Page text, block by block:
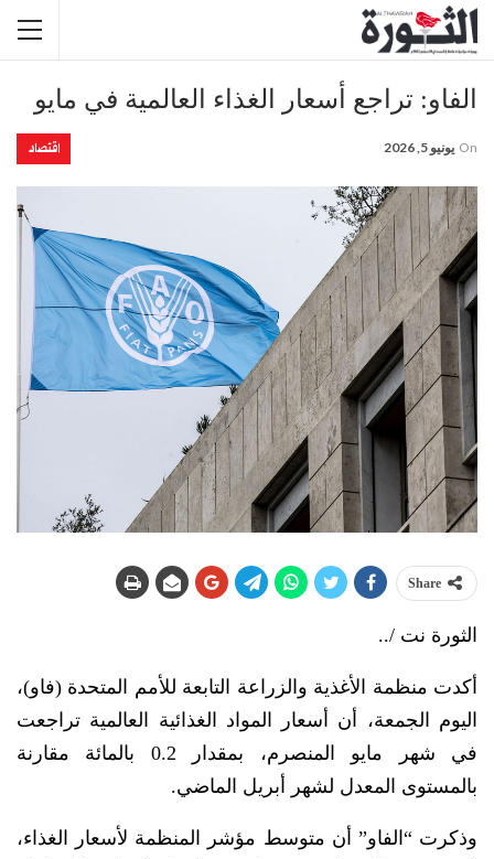
الفاو: تراجع أسعار الغذاء العالمية في مايو
اقتصاد On يونيو 5, 2026
Share
الثورة نت /..
أكدت ‌منظمة الأغذية والزراعة التابعة للأمم ‌المتحدة (فاو)،
اليوم الجمعة، ‌أن أسعار المواد الغذائية العالمية تراجعت
في شهر مايو المنصرم، بمقدار 0.2 بالمائة مقارنة
بالمستوى المعدل لشهر أبريل الماضي.
وذكرت “الفاو” أن متوسط مؤشر المنظمة لأسعار الغذاء،